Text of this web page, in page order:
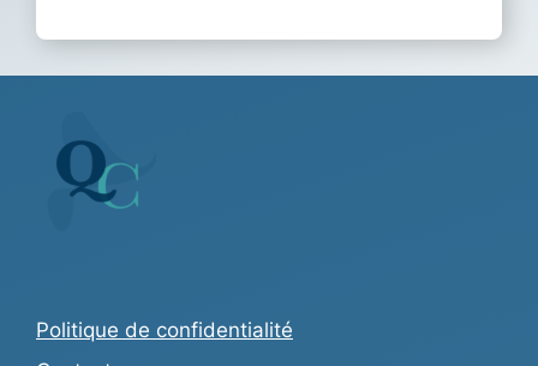
Politique de confidentialité